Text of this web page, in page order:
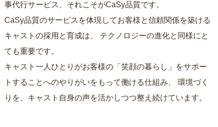
事代行サービス、それこそがCaSy品質です。
CaSy品質のサービスを体現してお客様と信頼関係を築ける
キャストの採用と育成は、
ても重要です。
キャスト一人ひとりがお客様の「笑顔の暮らし」をサポー
トすることへのやりがいをもって働ける仕組み、
りを、キャスト自身の声を活かしつつ整え続けています。